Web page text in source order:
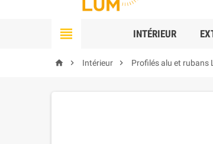
 INTÉRIEUR
  Intérieur  Profilés alu et rubans